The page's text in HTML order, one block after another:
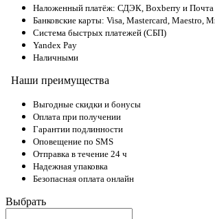
Наложенный платёж: СДЭК, Boxberry и
Банковские карты: Visa, Mastercard, Maestro,
Система быстрых платежей (СБП)
Yandex Pay
Наличными
Наши преимущества
Выгодные скидки и бонусы
Оплата при получении
Гарантии подлинности
Оповещение по SMS
Отправка в течение 24 ч
Надежная упаковка
Безопасная оплата онлайн
Выбрать